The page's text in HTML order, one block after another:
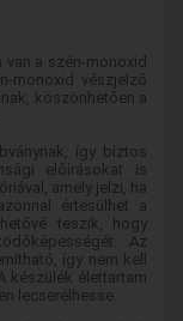
a szén-monoxid
monoxid vészjelző
köszönhetően a
így biztos
előírásokat is
amely jelzi, ha
értesülhet a
teszik, hogy
Az
így nem kell
készülék élettartam
lecserélhesse.